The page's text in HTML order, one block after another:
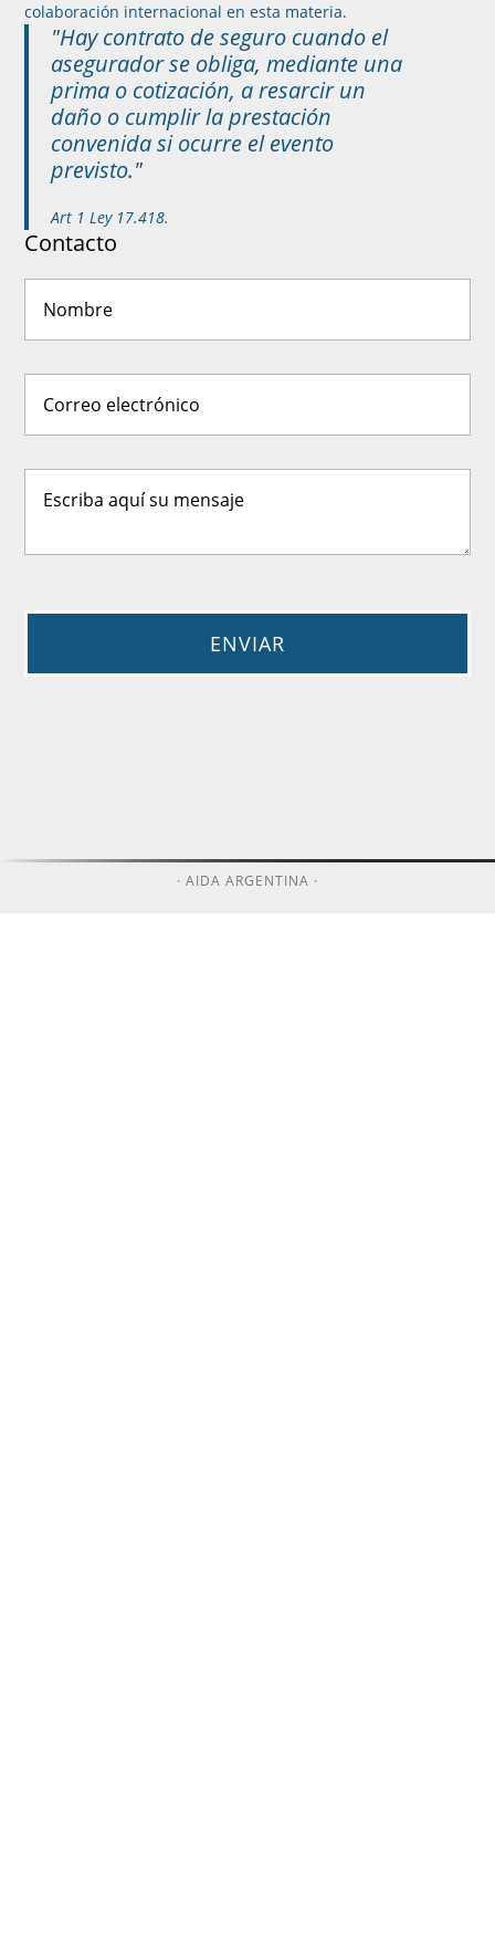
colaboración internacional en esta materia.
"Hay contrato de seguro cuando el
asegurador se obliga, mediante una
prima o cotización, a resarcir un
daño o cumplir la prestación
convenida si ocurre el evento
previsto."
Art 1 Ley 17.418.
Contacto
· AIDA ARGENTINA ·